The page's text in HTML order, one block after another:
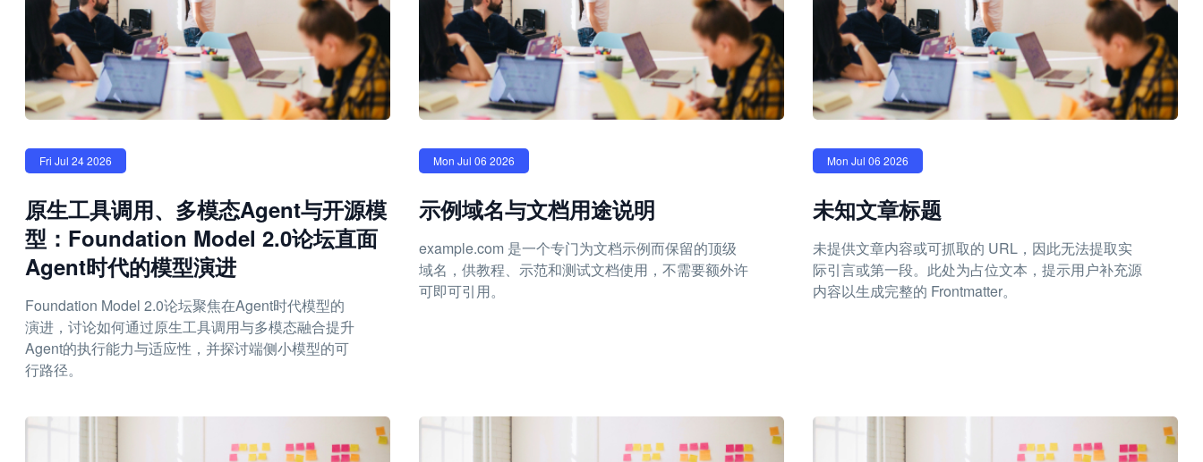
Fri Jul 24 2026
原生工具调用、多模态Agent与开源模
型：Foundation Model 2.0论坛直面
Agent时代的模型演进
Foundation Model 2.0论坛聚焦在Agent时代模型的
演进，讨论如何通过原生工具调用与多模态融合提升
Agent的执行能力与适应性，并探讨端侧小模型的可
行路径。
Mon Jul 06 2026
示例域名与文档用途说明
example.com 是一个专门为文档示例而保留的顶级
域名，供教程、示范和测试文档使用，不需要额外许
可即可引用。
Mon Jul 06 2026
未知文章标题
未提供文章内容或可抓取的 URL，因此无法提取实
际引言或第一段。此处为占位文本，提示用户补充源
内容以生成完整的 Frontmatter。